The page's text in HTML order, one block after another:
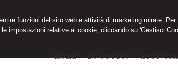
funzioni del sito web e attività di marketing mirate.
le impostazioni relative ai cookie, cliccando su 'Gestisci
HOME LO STUDIO ATTIVITÀ